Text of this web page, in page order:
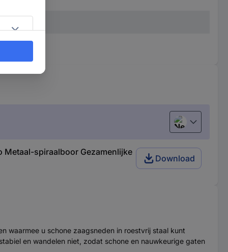
Nederlands
spiraalboor Gezamenlijke
Download
waarmee u schone zaagsneden in roestvrij staal kunt
en wandelen niet, zodat schone en nauwkeurige gaten